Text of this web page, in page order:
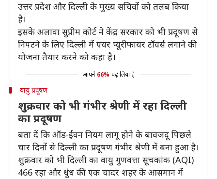
उत्तर प्रदेश और दिल्ली के मुख्य सचिवों को तलब किया
है।
इसके अलावा सुप्रीम कोर्ट ने केंद्र सरकार को भी प्रदूषण से
निपटने के लिए दिल्ली में एयर प्यूरीफायर टॉवर्स लगाने की
योजना तैयार करने को कहा है।
आपने 66% पढ़ लिया है
वायु प्रदूषण
शुक्रवार को भी गंभीर श्रेणी में रहा दिल्ली
का प्रदूषण
बता दें कि ऑड-ईवन नियम लागू होने के बावजदू पिछले
चार दिनों से दिल्ली का प्रदूषण गंभीर श्रेणी में बना हुआ है।
शुक्रवार को भी दिल्ली का वायु गुणवत्ता सूचकांक (AQI)
466 रहा और धुंध की एक चादर शहर के आसमान में